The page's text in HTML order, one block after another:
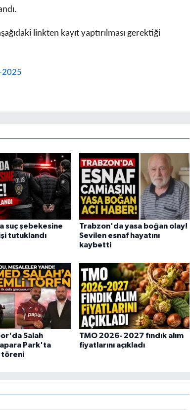
linkten kayıt yaptırılması gerektiği
suç şebekesine
tutuklandı
Trabzon'da yasa boğan olay!
Sevilen esnaf hayatını
kaybetti
Salah
Park'ta
töreni
TMO 2026- 2027 fındık alım
fiyatlarını açıkladı